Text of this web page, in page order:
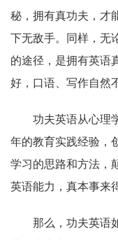
秘，拥有真功夫，才
下无敌手。同样，无
的途径，是拥有英语
好，口语、写作自然
功夫英语从心理
年的教育实践经验，
学习的思路和方法，
英语能力，真本事来
那么，功夫英语